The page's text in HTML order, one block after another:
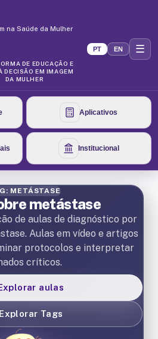
na Saúde da Mulher
DE EDUCAÇÃO E
DECISÃO EM IMAGEM
DA MULHER
PT EN ☰
Aplicativos
Institucional
METÁSTASE
metástase
de aulas de diagnóstico por
Aulas em vídeo e artigos
protocolos e interpretar
críticos.
aulas
Explorar Tags